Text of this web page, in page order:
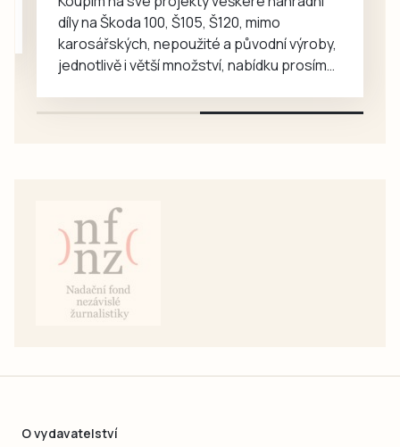
díly na Škoda 100, Š105, Š120, mimo
karosářských, nepoužité a původní výroby,
jednotlivě i větší množství, nabídku prosím
O vydavatelství